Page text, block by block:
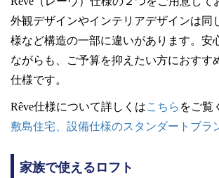
外観デザインやインテリアデザインは同
様など構造の一部に違いがあります。安
ながらも、ご予算を抑えたい方におすす
仕様です。
Rêve仕様について詳しくはこちら をご覧
敷島住宅、設備仕様のスタンダートブラ
家族で使えるロフト